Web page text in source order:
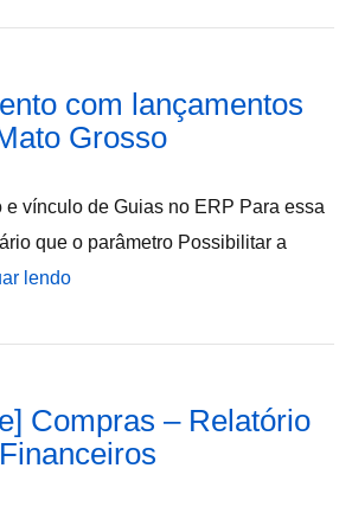
com lançamentos
Grosso
e vínculo de Guias no ERP Para essa
que o parâmetro Possibilitar a
lendo
Compras – Relatório